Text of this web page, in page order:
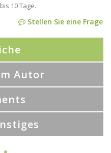
10 Tage.
Stellen Sie eine Frage
Autor